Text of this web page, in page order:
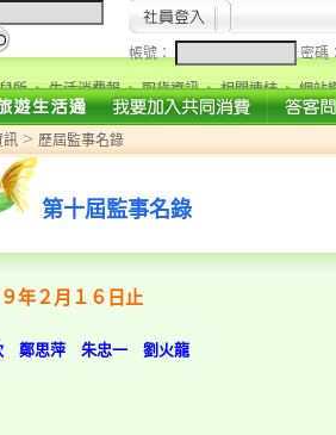
帳號： 密碼
所 生活消費報 取貨資訊 相關連結 網站
訊 > 歷屆監事名錄
第十屆監事名錄
年２月１６日止
鄭思萍 朱忠一 劉火龍